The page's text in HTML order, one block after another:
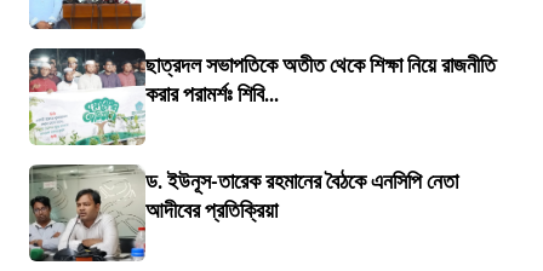
ছাত্রদল সভাপতিকে অতীত থেকে শিক্ষা নিয়ে রাজনীতি
করার পরামর্শঃ শিবি...
ড. ইউনূস-তারেক রহমানের বৈঠকে এনসিপি নেতা
আদীবের প্রতিক্রিয়া